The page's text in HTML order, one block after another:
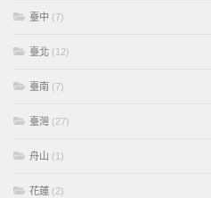
臺中 (7)
臺北 (12)
臺南 (7)
臺灣 (27)
舟山 (1)
花蓮 (2)